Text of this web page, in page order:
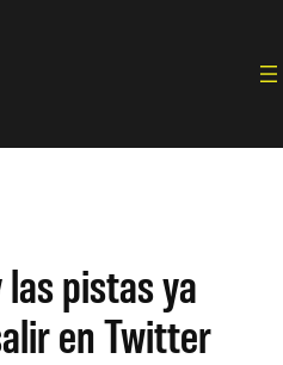
las pistas ya
en Twitter